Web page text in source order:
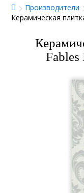
Производители
Керамическая
Fables